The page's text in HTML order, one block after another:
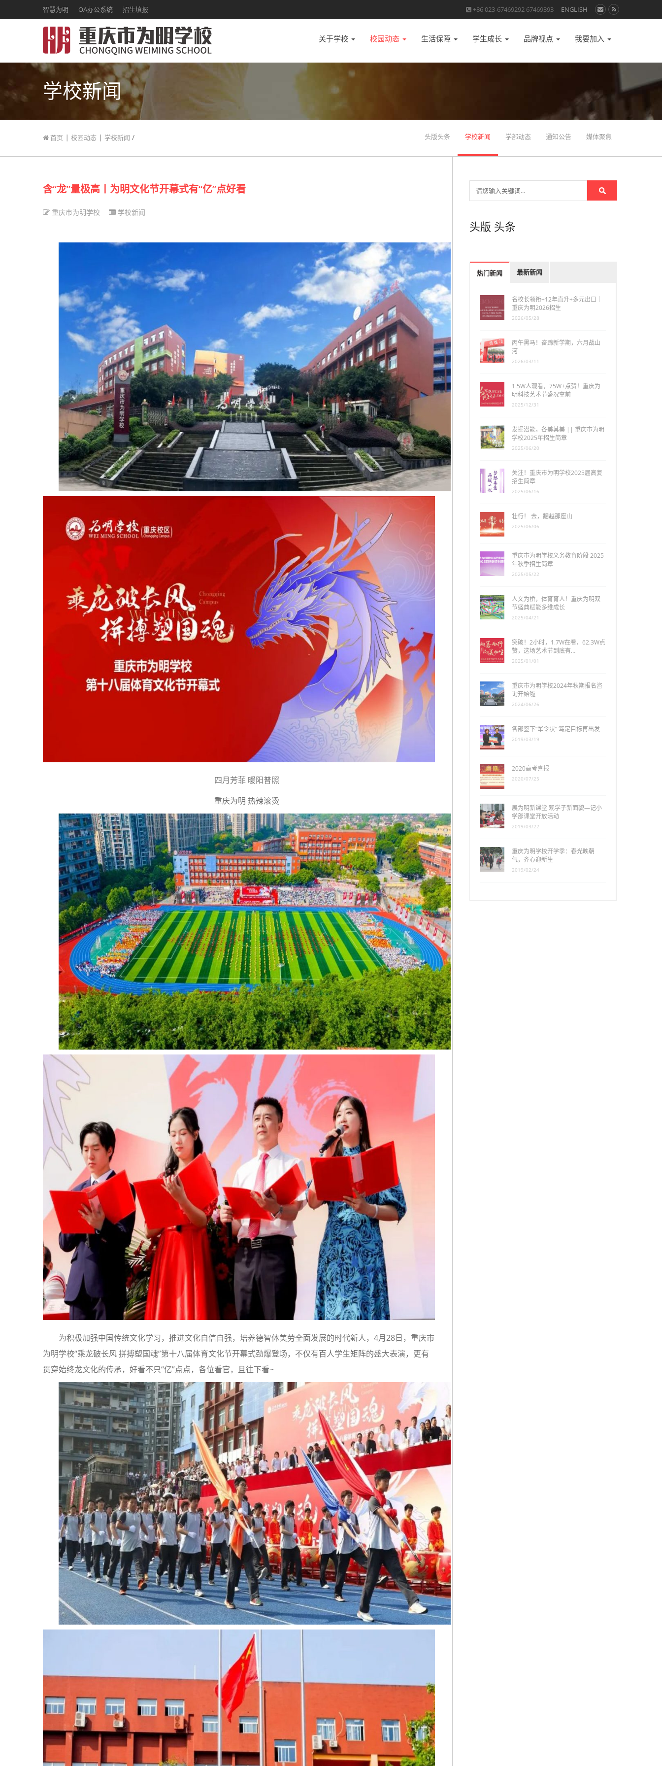
智慧为明 OA办公系统 招生填报 +86 023-67469292 67469393 ENGLISH
关于学校 校园动态 生活保障 学生成长 品牌视点 我要加入
学校新闻
首页 | 校园动态 | 学校新闻 / 头版头条 学校新闻 学部动态 通知公告 媒体聚焦
含“龙”量极高丨为明文化节开幕式有“亿”点好看
重庆市为明学校 学校新闻
四月芳菲 暖阳普照
重庆为明 热辣滚烫
为积极加强中国传统文化学习，推进文化自信自强，培养德智体美劳全面发展的时代新人，4月28日，重庆市
为明学校“乘龙破长风 拼搏塑国魂”第十八届体育文化节开幕式劲爆登场，不仅有百人学生矩阵的盛大表演，更有
贯穿始终龙文化的传承，好看不只“亿”点点，各位看官，且往下看~
头版 头条
热门新闻 最新新闻
名校长领衔+12年直升+多元出口｜
重庆为明2026招生
2026/05/28
丙午黑马！奋蹄新学期，六月战山
河
2026/03/11
1.5W人观看，75W+点赞！重庆为
明科技艺术节盛况空前
2025/12/31
发掘潜能，各美其美 || 重庆市为明
学校2025年招生简章
2025/06/20
关注！重庆市为明学校2025届高复
招生简章
2025/06/16
壮行！ 去，翻越那座山
2025/06/06
重庆市为明学校义务教育阶段 2025
年秋季招生简章
2025/05/22
人文为桥，体育育人！重庆为明双
节盛典赋能多维成长
2025/04/21
突破！2小时，1.7W在看，62.3W点
赞，这场艺术节到底有…
2025/01/01
重庆市为明学校2024年秋期报名咨
询开始啦
2024/06/26
各部签下“军令状” 笃定目标再出发
2019/03/19
2020高考喜报
2020/07/25
展为明新课堂 观学子新面貌—记小
学部课堂开放活动
2019/03/22
重庆为明学校开学季：春光映朝
气，齐心迎新生
2019/02/24